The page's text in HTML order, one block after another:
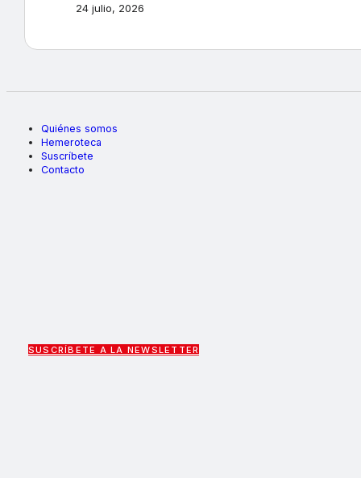
24 julio, 2026
Quiénes somos
Hemeroteca
Suscríbete
Contacto
SUSCRÍBETE A LA NEWSLETTER